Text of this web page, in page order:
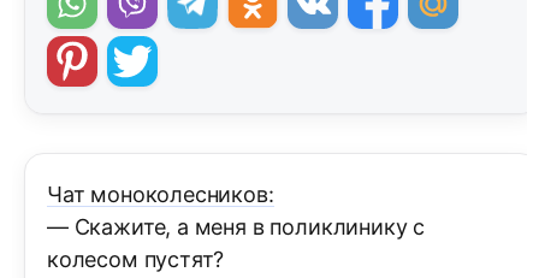
Чат моноколесников:
— Скажите, а меня в поликлинику с
колесом пустят?